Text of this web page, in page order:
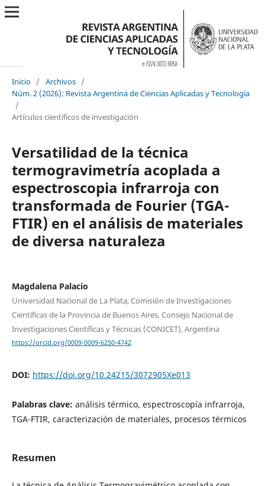
Inicio / Archivos /
Núm. 2 (2026): Revista Argentina de Ciencias Aplicadas y Tecnología
/
Artículos científicos de investigación
Versatilidad de la técnica
termogravimetría acoplada a
espectroscopia infrarroja con
transformada de Fourier (TGA-
FTIR) en el análisis de materiales
de diversa naturaleza
Magdalena Palacio
Universidad Nacional de La Plata, Comisión de Investigaciones
Científicas de la Provincia de Buenos Aires, Consejo Nacional de
Investigaciones Científicas y Técnicas (CONICET), Argentina
https://orcid.org/0009-0009-6250-4742
DOI: https://doi.org/10.24215/3072905Xe013
Palabras clave: análisis térmico, espectroscopía infrarroja,
TGA-FTIR, caracterización de materiales, procesos térmicos
Resumen